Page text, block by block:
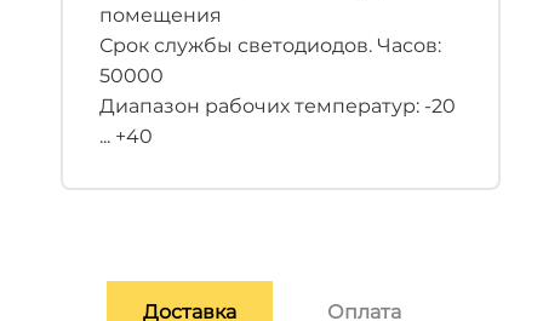
помещения
Срок службы светодиодов. Часов:
50000
Диапазон рабочих температур: -20
... +40
Доставка Оплата